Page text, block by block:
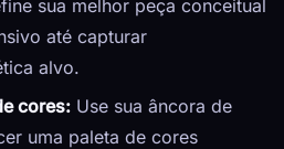
sua melhor peça conceitual
até capturar
alvo.
cores: Use sua âncora de
uma paleta de cores